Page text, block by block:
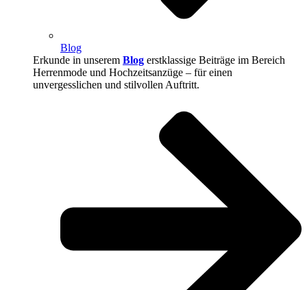
Blog
Erkunde in unserem Blog erstklassige Beiträge im Bereich
Herrenmode und Hochzeitsanzüge – für einen
unvergesslichen und stilvollen Auftritt.